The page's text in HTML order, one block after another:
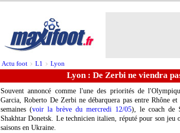
Actu foot > L1 > Lyon
Lyon : De Zerbi ne viendra
Souvent annoncé comme l'une des priorités de
Garcia, Roberto De Zerbi ne débarquera pas entre Rhône
semaines (voir la brève du mercredi 12/05), le coach de
Shakhtar Donetsk. Le technicien italien, réputé pour son jeu
saisons en Ukraine.